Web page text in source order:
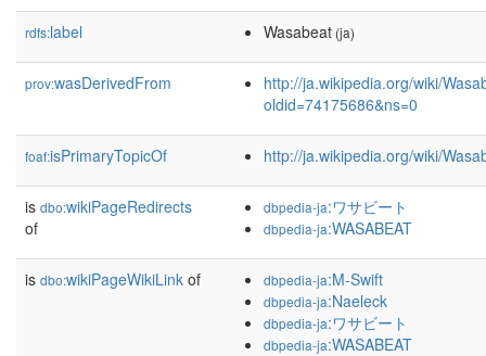
rdfs:label Wasabeat (ja)
prov:wasDerivedFrom
http://ja.wikipedia.org/wiki/
oldid=74175686&ns=0
foaf:isPrimaryTopicOf http://ja.wikipedia.org/wiki/
is dbo:wikiPageRedirects
of
dbpedia-ja:ワサビート
dbpedia-ja:WASABEAT
is dbo:wikiPageWikiLink of dbpedia-ja:M-Swift
dbpedia-ja:Naeleck
dbpedia-ja:ワサビート
dbpedia-ja:WASABEAT